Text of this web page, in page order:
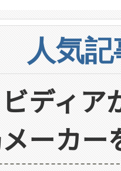
人気
ディア
ーカー